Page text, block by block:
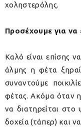
χοληστερόλης.
Προσέχουμε για να
Καλό είναι επίσης
άλμης η φέτα
συναντούμε
φέτας. Ακόμα όταν
να διατηρείται στο
δοχεία (τάπερ) και